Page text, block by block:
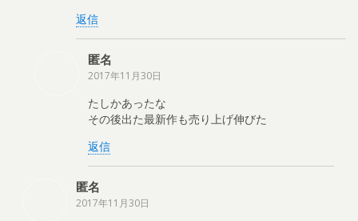
返信
匿名
2017年11月30日
たしかあったな
その後出た最新作も売り上げ伸びた
返信
匿名
2017年11月30日